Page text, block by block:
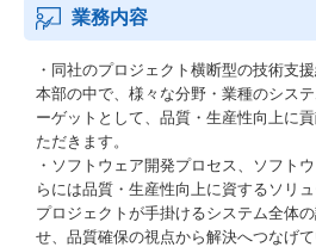
業務内容
・同社のプロジェクト横断型の技術支
本部の中で、様々な分野・業種のシス
ーゲットとして、品質・生産性向上に
ただきます。
・ソフトウェア開発プロセス、ソフト
らには品質・生産性向上に資するソリ
プロジェクトが手掛けるシステム全体
せ、品質確保の視点から解決へつなげて